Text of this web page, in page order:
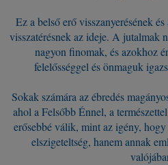
Ez a belső erő visszanyerésének
visszatérésnek az ideje. A jutalmak
nagyon finomak, és azokhoz
felelősséggel és önmaguk
Sokak számára az ébredés
ahol a Felsőbb Énnel, a
erősebbé válik, mint az igény,
elszigeteltség, hanem annak